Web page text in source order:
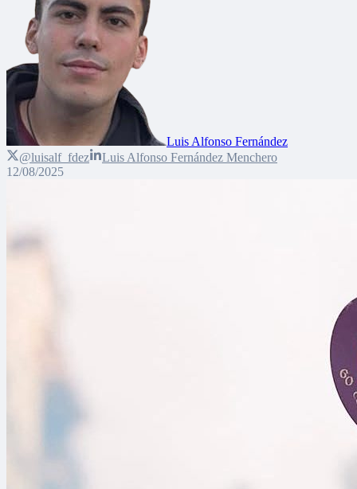
Luis Alfonso Fernández
@luisalf_fdez
Luis Alfonso Fernández Menchero
12/08/2025